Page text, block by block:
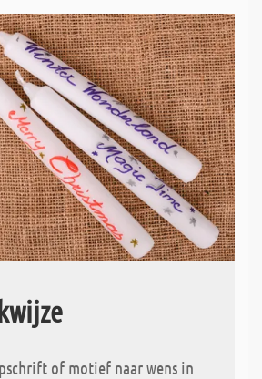
of motief naar wens in